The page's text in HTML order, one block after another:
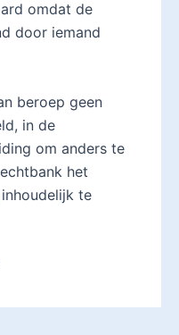
omdat de
door iemand
beroep geen
in de
om anders te
het
te